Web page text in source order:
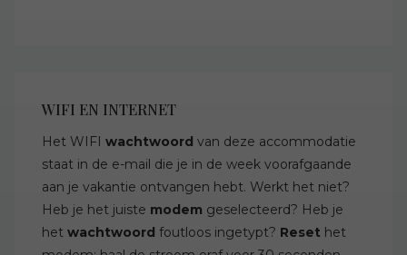
WIFI EN INTERNET
Het WIFI wachtwoord van deze accommodatie
staat in de e-mail die je in de week voorafgaande
aan je vakantie ontvangen hebt. Werkt het niet?
Heb je het juiste modem geselecteerd? Heb je
het wachtwoord foutloos ingetypt? Reset het